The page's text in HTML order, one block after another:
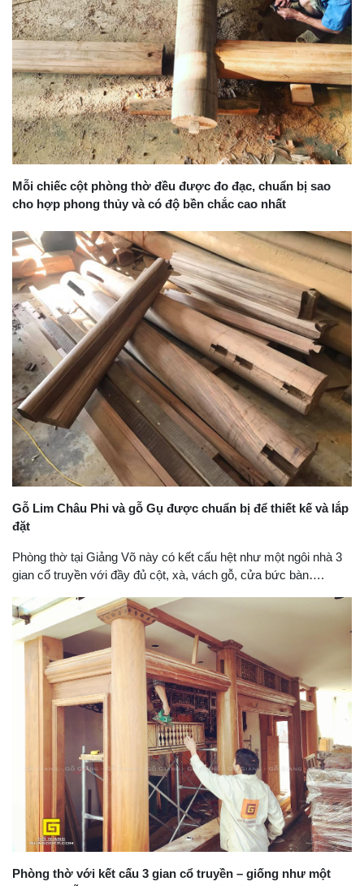
Mỗi chiếc cột phòng thờ đều được đo đạc, chuẩn bị sao
cho hợp phong thủy và có độ bền chắc cao nhất
Gỗ Lim Châu Phi và gỗ Gụ được chuẩn bị để thiết kế và lắp
đặt
Phòng thờ tại Giảng Võ này có kết cấu hệt như một ngôi nhà 3
gian cổ truyền với đầy đủ cột, xà, vách gỗ, cửa bức bàn….
Phòng thờ với kết cấu 3 gian cổ truyền – giống như một